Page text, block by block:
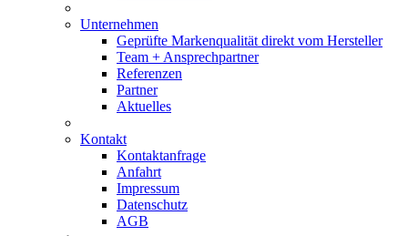
Unternehmen
Geprüfte Markenqualität direkt vom Hersteller
Team + Ansprechpartner
Referenzen
Partner
Aktuelles
Kontakt
Kontaktanfrage
Anfahrt
Impressum
Datenschutz
AGB